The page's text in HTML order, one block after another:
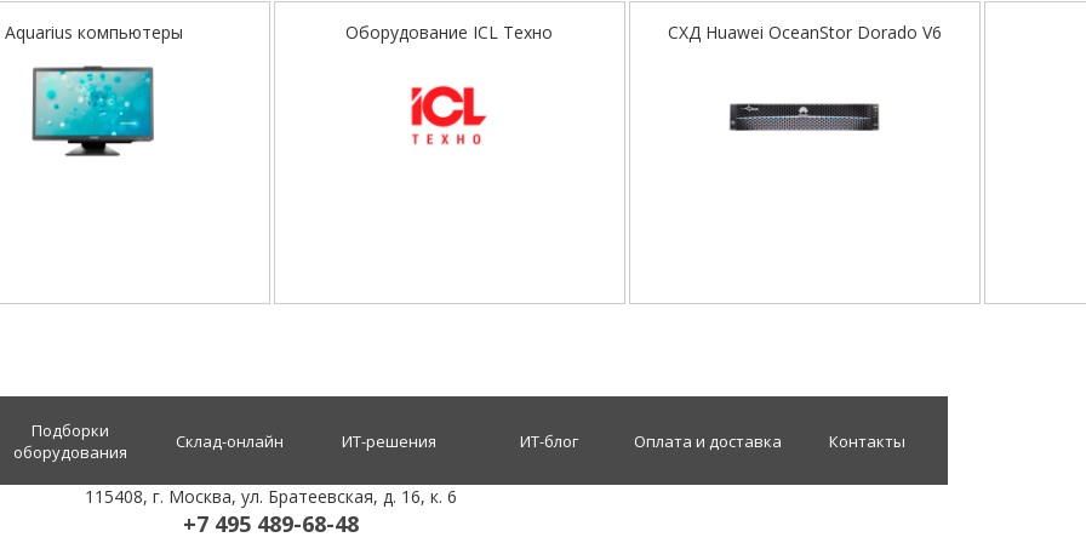
Aquarius компьютеры Оборудование ICL Техно СХД Huawei OceanStor Dorado V6
Подборки
оборудования
Склад-онлайн ИТ-решения ИТ-блог Оплата и доставка Контакты
115408, г. Москва,ул. Братеевская, д. 16, к. 6
+7 495 489-68-48